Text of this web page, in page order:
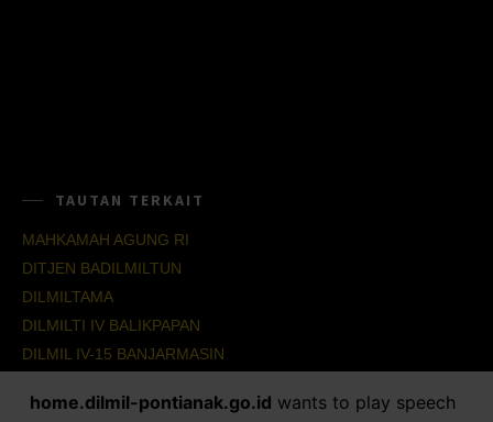
TAUTAN TERKAIT
MAHKAMAH AGUNG RI
DITJEN BADILMILTUN
DILMILTAMA
DILMILTI IV BALIKPAPAN
DILMIL IV-15 BANJARMASIN
home.dilmil-pontianak.go.id wants to play speech